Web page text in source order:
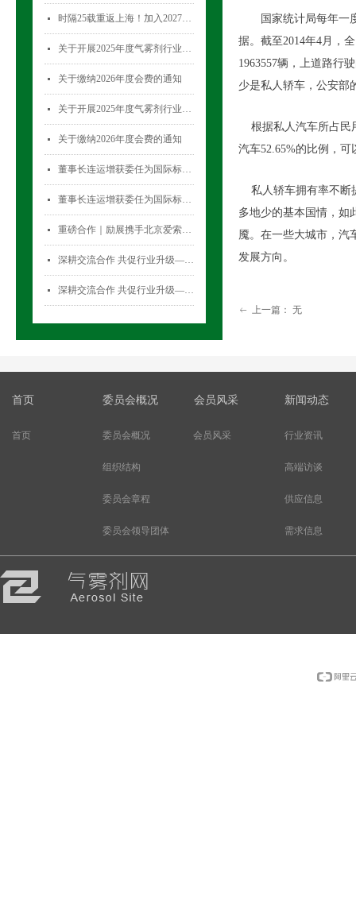
国家统计局每年一度
据。截至2014年4月，
1963557辆，上道路行
少是私人轿车，公安部
根据私人汽车所占民
汽车52.65%的比例，
私人轿车拥有率不断
多地少的基本国情，如
魇。在一些大城市，汽
发展方向。
ꂃ 上一篇： 无
넷 时隔25载重返上海！加入2027国际气雾剂与金属容器展览会，直面30,000+全球买家！
넷 关于开展2025年度气雾剂行业数据统计工作的通知
넷 关于缴纳2026年度会费的通知
넷 关于开展2025年度气雾剂行业数据统计工作的通知
넷 关于缴纳2026年度会费的通知
넷 董事长连运增获委任为国际标准化组织薄壁金属容器技术委员会(ISO/TC52)主席
넷 董事长连运增获委任为国际标准化组织薄壁金属容器技术委员会(ISO/TC52)主席
넷 重磅合作｜励展携手北京爱索塞瑞斯展览有限公司 全新升级国际气雾剂与金属容器展览会！
넷 深耕交流合作 共促行业升级——气雾剂委员会开展专项访问活动
넷 深耕交流合作 共促行业升级——气雾剂委员会开展专项访问活动
委员会概况
组织结构
委员会章程
委员会领导团体
行业资讯
高端访谈
供应信息
需求信息
会员风采
首页
首页 委员会概况 会员风采 新闻动态